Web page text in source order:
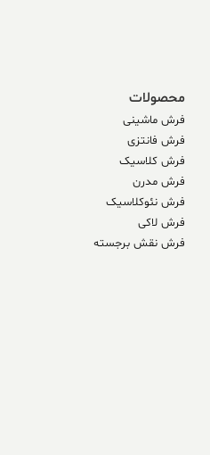
محصولات
فرش ماشینی
فرش فانتزی
فرش کلاسیک
فرش مدرن
فرش نئوکلاسیک
فرش لاکی
فرش نقش برجسته